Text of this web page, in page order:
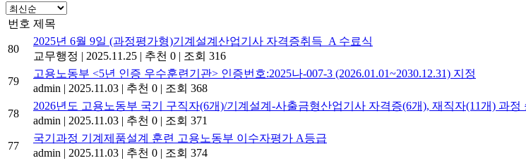
번호 제목
80
2025년 6월 9일 (과정평가형)기계설계산업기사 자격증취득_A 수료식
교무행정 | 2025.11.25 | 추천 0 | 조회 316
79
고용노동부 <5년 인증 우수훈련기관> 인증번호:2025나-007-3 (2026.01.01~2030.12.31) 지정
admin | 2025.11.03 | 추천 0 | 조회 368
78
2026년도 고용노동부 국기 구직자(6개)/기계설계-사출금형산업기사 자격증(6개), 재직자(11개) 과정
admin | 2025.11.03 | 추천 0 | 조회 371
77
국기과정 기계제품설계 훈련 고용노동부 이수자평가 A등급
admin | 2025.11.03 | 추천 0 | 조회 374